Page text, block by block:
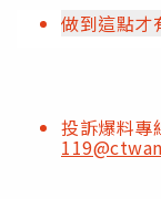
做到這點才
投訴爆料專